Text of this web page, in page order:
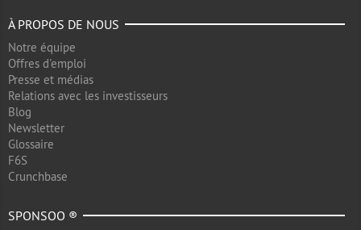
À PROPOS DE NOUS
Notre équipe
Offres d'emploi
Presse et médias
Relations avec les investisseurs
Blog
Newsletter
Glossaire
F6S
Crunchbase
SPONSOO ®